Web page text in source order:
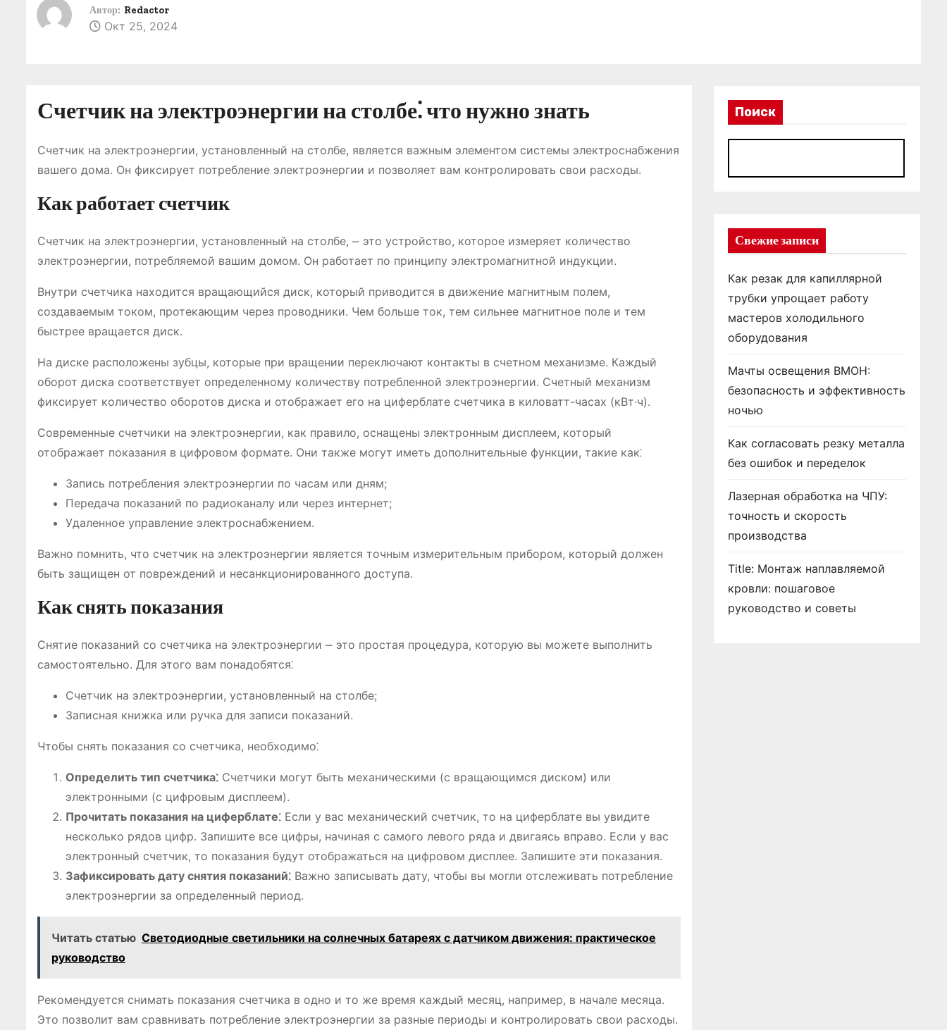
Автор: Redactor
Окт 25, 2024
Счетчик на электроэнергии на столбе⁚ что нужно знать
Счетчик на электроэнергии, установленный на столбе, является важным элементом системы электроснабжения
вашего дома. Он фиксирует потребление электроэнергии и позволяет вам контролировать свои расходы.
Как работает счетчик
Счетчик на электроэнергии, установленный на столбе, ⎼ это устройство, которое измеряет количество
электроэнергии, потребляемой вашим домом. Он работает по принципу электромагнитной индукции.
Внутри счетчика находится вращающийся диск, который приводится в движение магнитным полем,
создаваемым током, протекающим через проводники. Чем больше ток, тем сильнее магнитное поле и тем
быстрее вращается диск.
На диске расположены зубцы, которые при вращении переключают контакты в счетном механизме. Каждый
оборот диска соответствует определенному количеству потребленной электроэнергии. Счетный механизм
фиксирует количество оборотов диска и отображает его на циферблате счетчика в киловатт-часах (кВт·ч).
Современные счетчики на электроэнергии, как правило, оснащены электронным дисплеем, который
отображает показания в цифровом формате. Они также могут иметь дополнительные функции, такие как⁚
Запись потребления электроэнергии по часам или дням;
Передача показаний по радиоканалу или через интернет;
Удаленное управление электроснабжением.
Важно помнить, что счетчик на электроэнергии является точным измерительным прибором, который должен
быть защищен от повреждений и несанкционированного доступа.
Как снять показания
Снятие показаний со счетчика на электроэнергии ⎼ это простая процедура, которую вы можете выполнить
самостоятельно. Для этого вам понадобятся⁚
Счетчик на электроэнергии, установленный на столбе;
Записная книжка или ручка для записи показаний.
Чтобы снять показания со счетчика, необходимо⁚
Определить тип счетчика⁚ Счетчики могут быть механическими (с вращающимся диском) или
электронными (с цифровым дисплеем).
Прочитать показания на циферблате⁚ Если у вас механический счетчик, то на циферблате вы увидите
несколько рядов цифр. Запишите все цифры, начиная с самого левого ряда и двигаясь вправо. Если у вас
электронный счетчик, то показания будут отображаться на цифровом дисплее. Запишите эти показания.
Зафиксировать дату снятия показаний⁚ Важно записывать дату, чтобы вы могли отслеживать потребление
электроэнергии за определенный период.
Читать статью Светодиодные светильники на солнечных батареях с датчиком движения: практическое
руководство
Рекомендуется снимать показания счетчика в одно и то же время каждый месяц, например, в начале месяца.
Это позволит вам сравнивать потребление электроэнергии за разные периоды и контролировать свои расходы.
Поиск
Свежие записи
Как резак для капиллярной
трубки упрощает работу
мастеров холодильного
оборудования
Мачты освещения ВМОН:
безопасность и эффективность
ночью
Как согласовать резку металла
без ошибок и переделок
Лазерная обработка на ЧПУ:
точность и скорость
производства
Title: Монтаж наплавляемой
кровли: пошаговое
руководство и советы